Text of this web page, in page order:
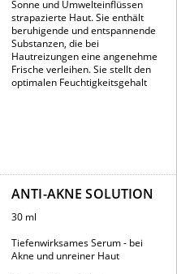
Sonne und Umwelteinflüssen
strapazierte Haut. Sie enthält
beruhigende und entspannende
Substanzen, die bei
Hautreizungen eine angenehme
Frische verleihen. Sie stellt den
optimalen Feuchtigkeitsgehalt
ANTI-AKNE SOLUTION
30 ml
Tiefenwirksames Serum - bei
Akne und unreiner Haut